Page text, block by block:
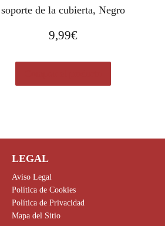
soporte de la cubierta, Negro
9,99€
LEGAL
Aviso Legal
Política de Cookies
Política de Privacidad
Mapa del Sitio